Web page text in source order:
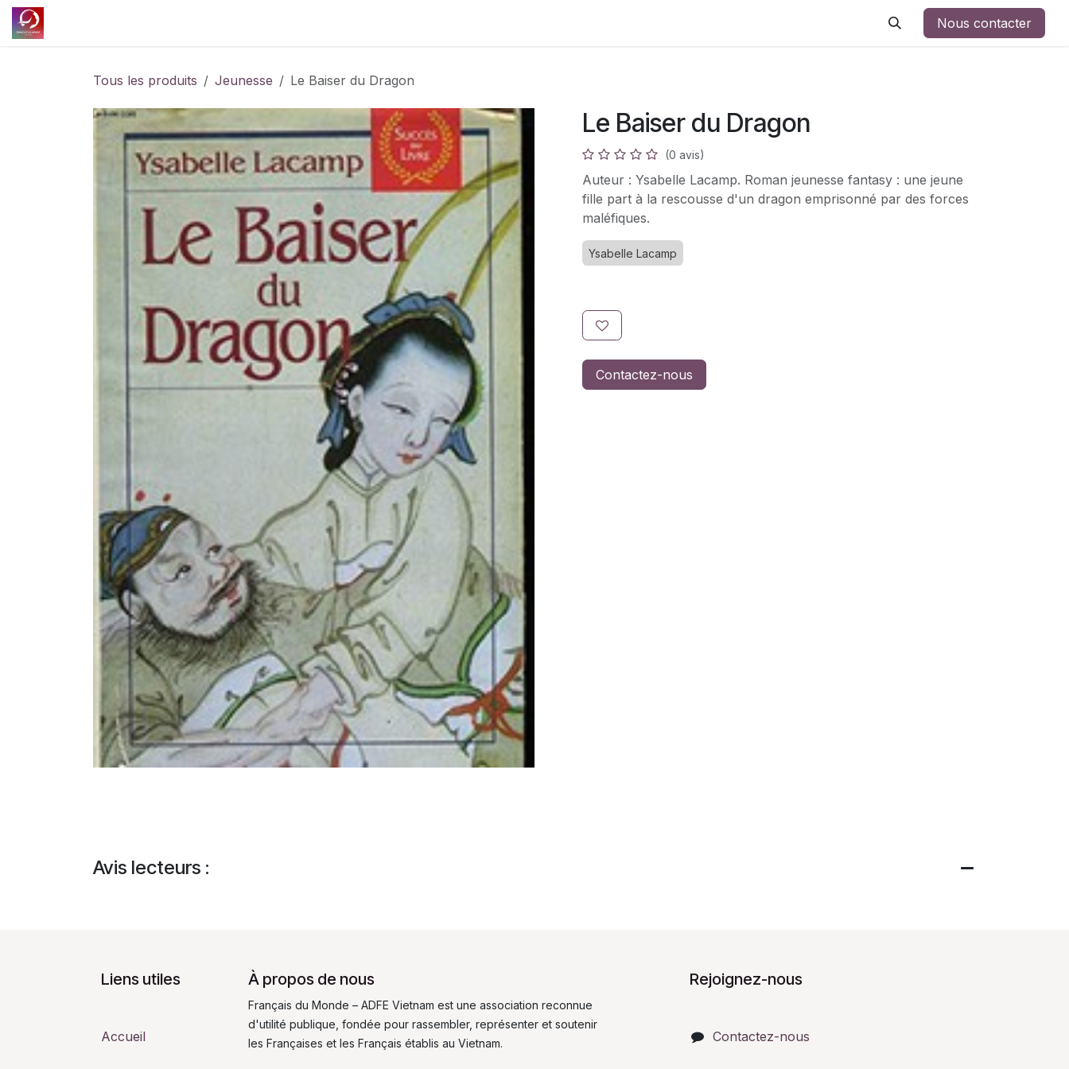
Se rendre au contenu
Nous contacter
Tous les produits Jeunesse Le Baiser du Dragon
Le Baiser du Dragon
(0 avis)
Auteur : Ysabelle Lacamp. Roman jeunesse fantasy : une jeune
fille part à la rescousse d'un dragon emprisonné par des forces
maléfiques.
Ysabelle Lacamp
Contactez-nous
Avis lecteurs :
Liens utiles
Accueil
À propos de nous
Français du Monde – ADFE Vietnam est une association reconnue
d'utilité publique, fondée pour rassembler, représenter et soutenir
les Françaises et les Français établis au Vietnam.
Rejoignez-nous
Contactez-nous